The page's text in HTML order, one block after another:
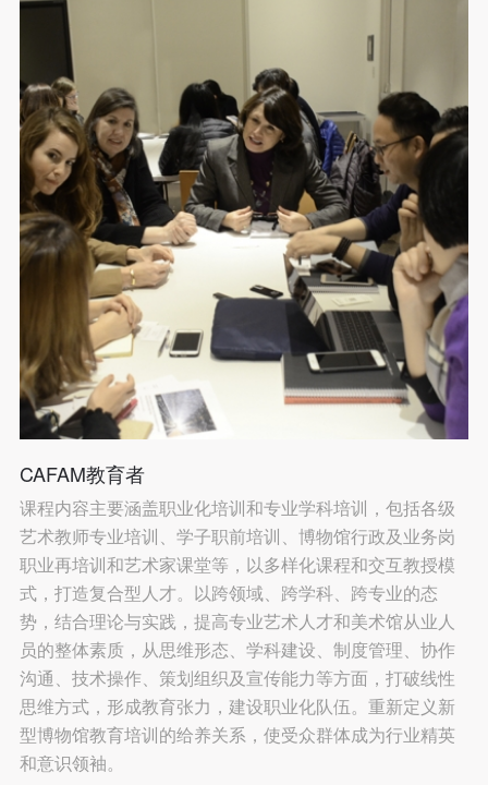
CAFAM教育者
课程内容主要涵盖职业化培训和专业学科培训，包括各级
艺术教师专业培训、学子职前培训、博物馆行政及业务岗
职业再培训和艺术家课堂等，以多样化课程和交互教授模
式，打造复合型人才。以跨领域、跨学科、跨专业的态
势，结合理论与实践，提高专业艺术人才和美术馆从业人
员的整体素质，从思维形态、学科建设、制度管理、协作
沟通、技术操作、策划组织及宣传能力等方面，打破线性
思维方式，形成教育张力，建设职业化队伍。重新定义新
型博物馆教育培训的给养关系，使受众群体成为行业精英
和意识领袖。